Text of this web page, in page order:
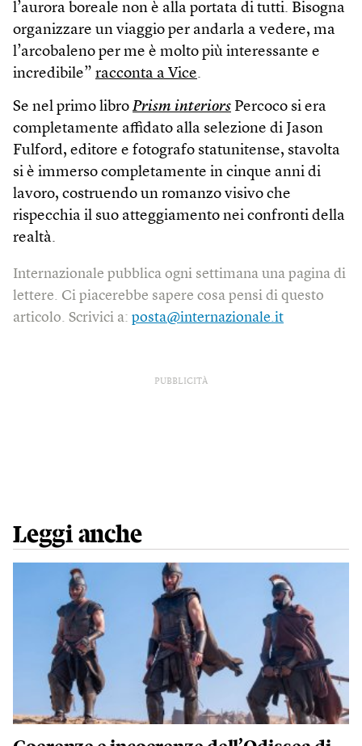
l’aurora boreale non è alla portata di tutti. Bisogna
organizzare un viaggio per andarla a vedere, ma
l’arcobaleno per me è molto più interessante e
incredibile” racconta a Vice.
Se nel primo libro Prism interiors Percoco si era
completamente affidato alla selezione di Jason
Fulford, editore e fotografo statunitense, stavolta
si è immerso completamente in cinque anni di
lavoro, costruendo un romanzo visivo che
rispecchia il suo atteggiamento nei confronti della
realtà.
Internazionale pubblica ogni settimana una pagina di
lettere. Ci piacerebbe sapere cosa pensi di questo
articolo. Scrivici a: posta@internazionale.it
PUBBLICITÀ
Leggi anche